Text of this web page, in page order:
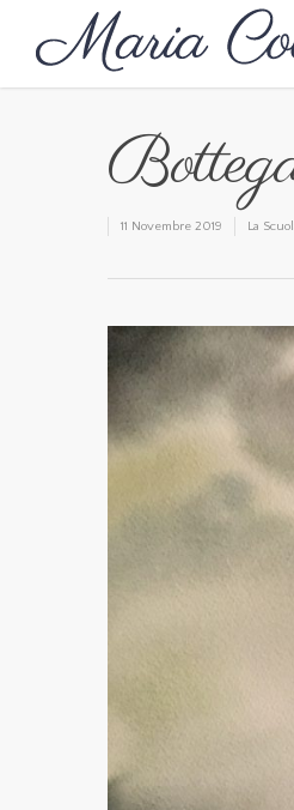
11 Novembre 2019 La